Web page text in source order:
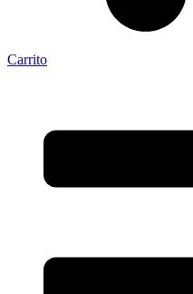
Carrito